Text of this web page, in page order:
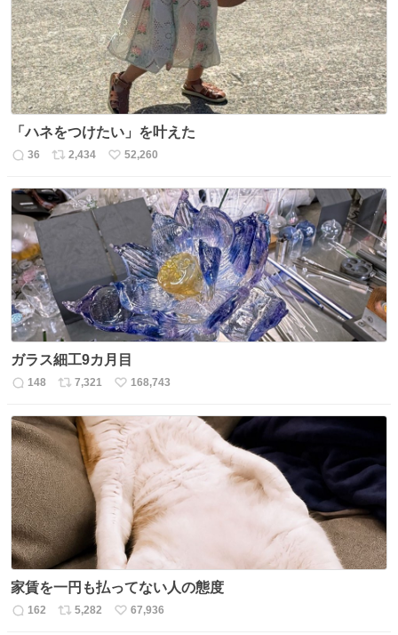
数
「ハネをつけたい」を叶えた
返
数
36
リ
ス
ト
2,434
い
ね
52,260
ガラス細工9カ月目
返
数
148
リ
ス
ト
数
7,321
い
ね
数
168,743
家賃を一円も払ってない人の態度
返
162
リ
5,282
い
67,936